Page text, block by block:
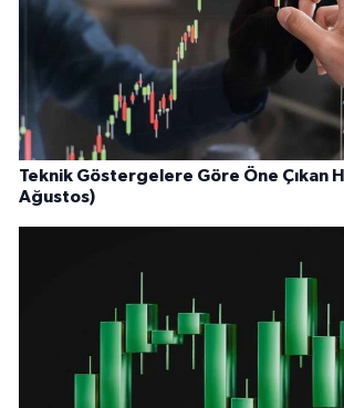
Teknik Göstergelere Göre Öne Çıkan
Ağustos)